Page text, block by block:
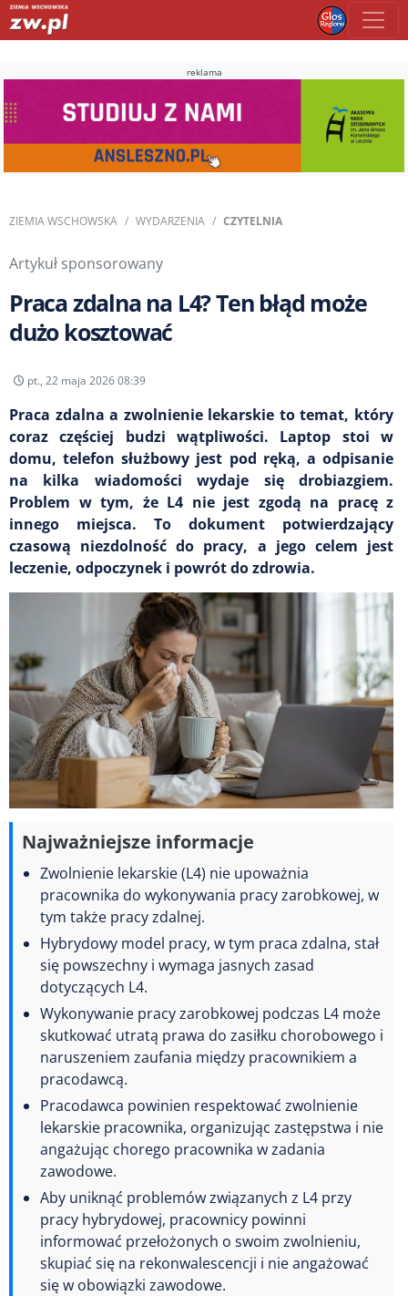
reklama
ZIEMIA WSCHOWSKA WYDARZENIA CZYTELNIA
Artykuł sponsorowany
Praca zdalna na L4? Ten błąd może
dużo kosztować
pt., 22 maja 2026 08:39
Praca zdalna a zwolnienie lekarskie to temat, który
coraz częściej budzi wątpliwości. Laptop stoi w
domu, telefon służbowy jest pod ręką, a odpisanie
na kilka wiadomości wydaje się drobiazgiem.
Problem w tym, że L4 nie jest zgodą na pracę z
innego miejsca. To dokument potwierdzający
czasową niezdolność do pracy, a jego celem jest
leczenie, odpoczynek i powrót do zdrowia.
Najważniejsze informacje
Zwolnienie lekarskie (L4) nie upoważnia
pracownika do wykonywania pracy zarobkowej, w
tym także pracy zdalnej.
Hybrydowy model pracy, w tym praca zdalna, stał
się powszechny i wymaga jasnych zasad
dotyczących L4.
Wykonywanie pracy zarobkowej podczas L4 może
skutkować utratą prawa do zasiłku chorobowego i
naruszeniem zaufania między pracownikiem a
pracodawcą.
Pracodawca powinien respektować zwolnienie
lekarskie pracownika, organizując zastępstwa i nie
angażując chorego pracownika w zadania
zawodowe.
Aby uniknąć problemów związanych z L4 przy
pracy hybrydowej, pracownicy powinni
informować przełożonych o swoim zwolnieniu,
skupiać się na rekonwalescencji i nie angażować
się w obowiązki zawodowe.